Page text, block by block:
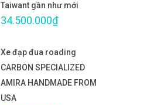
Taiwant gần như mới
34.500.000₫
Xe đạp đua roading
CARBON SPECIALIZED
AMIRA HANDMADE FROM
USA